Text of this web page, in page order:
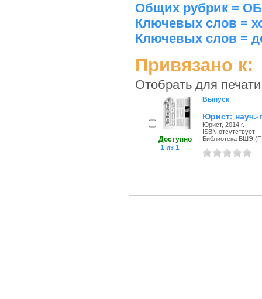
Общих рубрик =
Ключевых слов =
Ключевых слов =
Привязано к:
Отобрать для
Доступно
1 из 1
Выпуск
Юрист: науч.-
Юрист, 2014 г.
ISBN отсутствует
Библиотека ВШЭ